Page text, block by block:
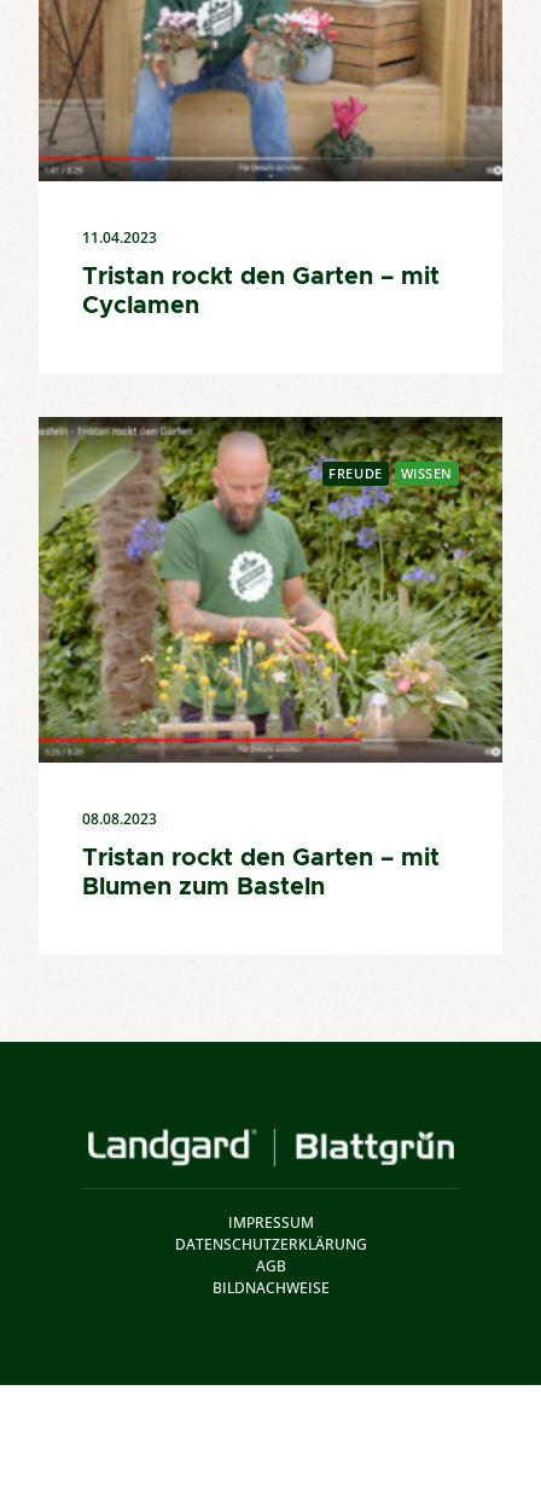
11.04.2023
​Tristan rockt den Garten – mit
Cyclamen
FREUDE WISSEN
08.08.2023
Tristan rockt den Garten – mit
Blumen zum Basteln
IMPRESSUM
DATENSCHUTZERKLÄRUNG
AGB
BILDNACHWEISE